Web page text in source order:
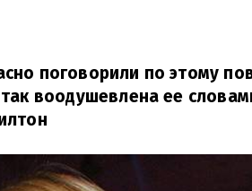
поговорили по этому
воодушевлена ее